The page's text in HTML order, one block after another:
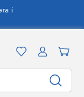
i